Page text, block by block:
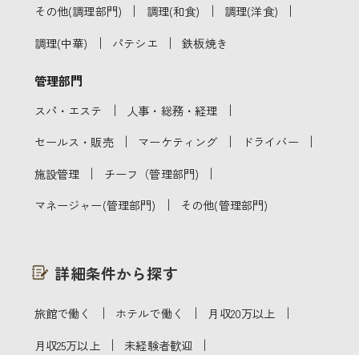
その他(調理部門) ｜ 調理(和食) ｜ 調理(洋食) ｜
調理(中華) ｜ パテシエ ｜ 鉄板焼き
管理部門
スパ・エステ ｜ 人事・総務・経理 ｜
セールス・販売 ｜ マーケティング ｜ ドライバー ｜
施設管理 ｜ チーフ（管理部門) ｜
マネージャー(管理部門) ｜ その他(管理部門)
詳細条件から探す
旅館で働く ｜ ホテルで働く ｜ 月収20万以上 ｜
月収25万以上 ｜ 未経験者歓迎 ｜